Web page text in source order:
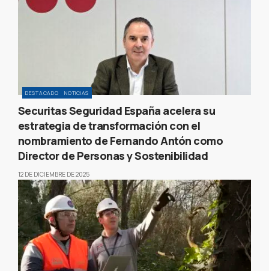
DESTACADO NOTICIAS
Securitas Seguridad España acelera su
estrategia de transformación con el
nombramiento de Fernando Antón como
Director de Personas y Sostenibilidad
12 DE DICIEMBRE DE 2025